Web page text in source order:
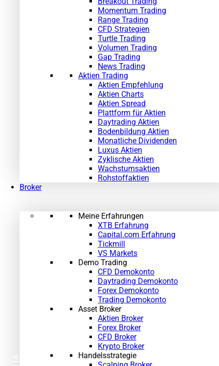
Momentum Trading
Range Trading
CFD Strategien
Turtle Trading
Volumen Trading
Gap Trading
News Trading
Aktien Trading
Aktien Empfehlung
Aktien Charts
Aktien Spread
Plattform für Aktien
Daytrading Aktien
Bodenbildung Aktien
Monatliche Dividenden
Luxus Aktien
Zyklische Aktien
Wachstumsaktien
Rohstoffaktien
Broker
Meine Erfahrungen
XTB Erfahrung
Capital.com Erfahrung
Tickmill
VS Markets
Demo Trading
CFD Demokonto
Daytrading Demokonto
Forex Demokonto
Trading Demokonto
Asset Broker
Aktien Broker
Forex Broker
CFD Broker
Krypto Broker
Handelsstrategie